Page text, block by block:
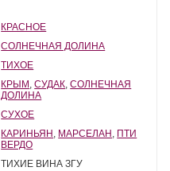
КРАСНОЕ
СОЛНЕЧНАЯ ДОЛИНА
ТИХОЕ
КРЫМ ,СУДАК ,СОЛНЕЧНАЯ
ДОЛИНА
СУХОЕ
КАРИНЬЯН МАРСЕЛАН ПТИ
ВЕРДО
ТИХИЕ ВИНА ЗГУ